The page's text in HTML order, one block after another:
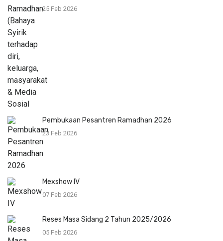
25 Feb 2026
Pembukaan Pesantren Ramadhan 2026
23 Feb 2026
Mexshow IV
07 Feb 2026
Reses Masa Sidang 2 Tahun 2025/2026
05 Feb 2026